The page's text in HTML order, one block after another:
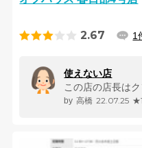
2.67 1
使えない店
高橋 22.07.25 ★1